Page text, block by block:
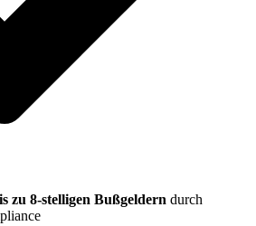
zu 8-stelligen Bußgeldern durch